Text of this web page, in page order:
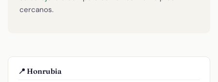
cercanos.
📍 Honrubia